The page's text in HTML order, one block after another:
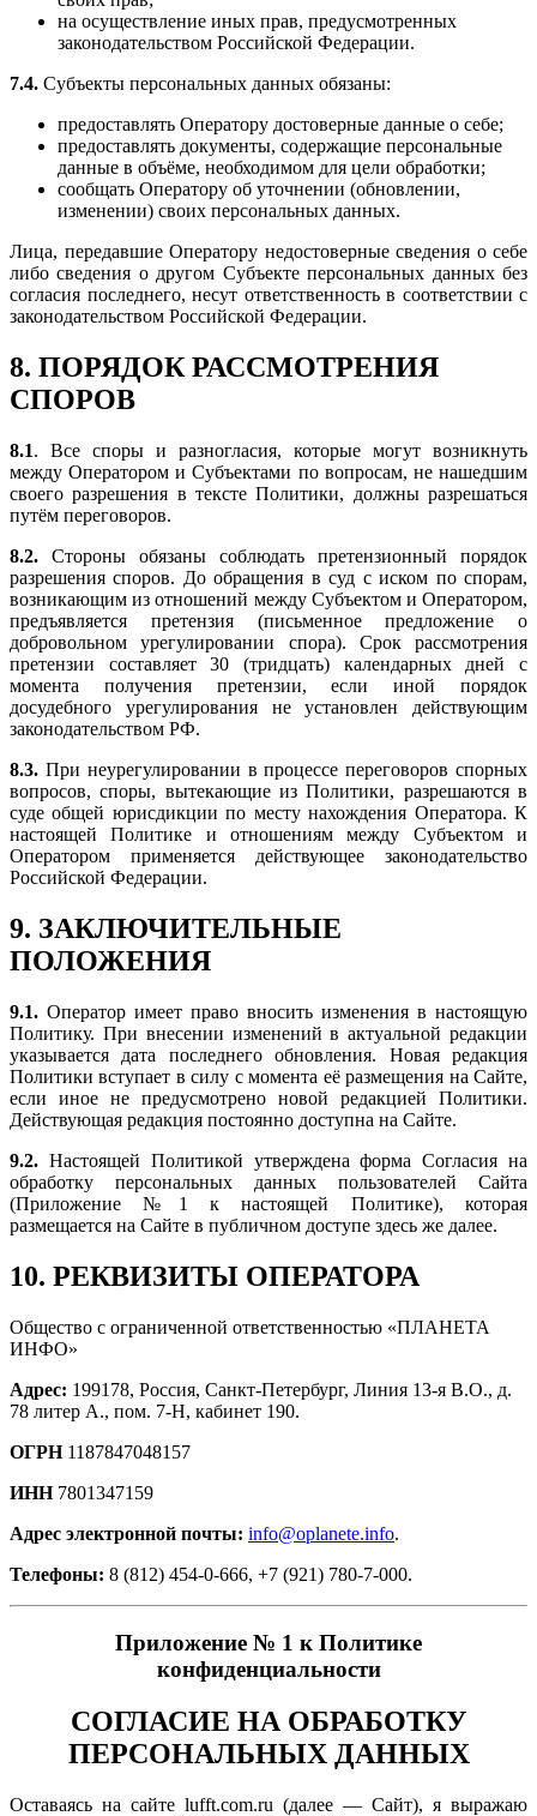
на осуществление иных прав, предусмотренных
законодательством Российской Федерации.
7.4. Субъекты персональных данных обязаны:
предоставлять Оператору достоверные данные о себе;
предоставлять документы, содержащие персональные
данные в объёме, необходимом для цели обработки;
сообщать Оператору об уточнении (обновлении,
изменении) своих персональных данных.
Лица, передавшие Оператору недостоверные сведения о себе
либо сведения о другом Субъекте персональных данных без
согласия последнего, несут ответственность в соответствии с
законодательством Российской Федерации.
8. ПОРЯДОК РАССМОТРЕНИЯ
СПОРОВ
8.1. Все споры и разногласия, которые могут возникнуть
между Оператором и Субъектами по вопросам, не нашедшим
своего разрешения в тексте Политики, должны разрешаться
путём переговоров.
8.2. Стороны обязаны соблюдать претензионный порядок
разрешения споров. До обращения в суд с иском по спорам,
возникающим из отношений между Субъектом и Оператором,
предъявляется претензия (письменное предложение о
добровольном урегулировании спора). Срок рассмотрения
претензии составляет 30 (тридцать) календарных дней с
момента получения претензии, если иной порядок
досудебного урегулирования не установлен действующим
законодательством РФ.
8.3. При неурегулировании в процессе переговоров спорных
вопросов, споры, вытекающие из Политики, разрешаются в
суде общей юрисдикции по месту нахождения Оператора. К
настоящей Политике и отношениям между Субъектом и
Оператором применяется действующее законодательство
Российской Федерации.
9. ЗАКЛЮЧИТЕЛЬНЫЕ
ПОЛОЖЕНИЯ
9.1. Оператор имеет право вносить изменения в настоящую
Политику. При внесении изменений в актуальной редакции
указывается дата последнего обновления. Новая редакция
Политики вступает в силу с момента её размещения на Сайте,
если иное не предусмотрено новой редакцией Политики.
Действующая редакция постоянно доступна на Сайте.
9.2. Настоящей Политикой утверждена форма Согласия на
обработку персональных данных пользователей Сайта
(Приложение №1 к настоящей Политике), которая
размещается на Сайте в публичном доступе здесь же далее.
10. РЕКВИЗИТЫ ОПЕРАТОРА
Общество с ограниченной ответственностью «ПЛАНЕТА
ИНФО»
Адрес: 199178, Россия, Санкт-Петербург, Линия 13-я В.О., д.
78 литер А., пом. 7-Н, кабинет 190.
ОГРН1187847048157
ИНН7801347159
Адрес электронной почты: info@oplanete.info.
Телефоны: 8 (812) 454-0-666, +7 (921) 780-7-000.
Приложение № 1 к Политике
конфиденциальности
СОГЛАСИЕ НА ОБРАБОТКУ
ПЕРСОНАЛЬНЫХ ДАННЫХ
Оставаясь на сайте lufft.com.ru (далее — Сайт), я выражаю